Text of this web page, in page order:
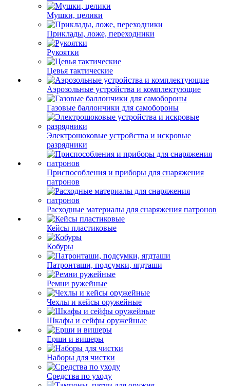
Мушки, целики
Приклады, ложе, переходники
Рукоятки
Цевья тактические
Аэрозольные устройства и комплектующие
Газовые баллончики для самобороны
Электрошоковые устройства и искровые
разрядники
Приспособления и приборы для снаряжения
патронов
Расходные материалы для снаряжения патронов
Кейсы пластиковые
Кобуры
Патронташи, подсумки, ягдташи
Ремни ружейные
Чехлы и кейсы оружейные
Шкафы и сейфы оружейные
Ерши и вишеры
Наборы для чистки
Средства по уходу